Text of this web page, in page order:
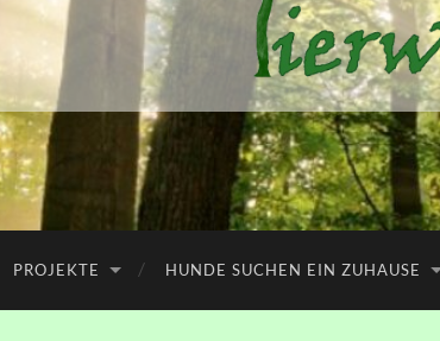
PROJEKTE HUNDE SUCHEN EIN ZUHAUSE